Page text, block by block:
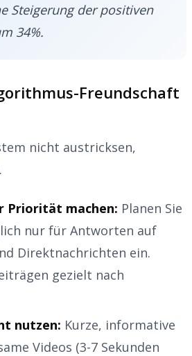
Steigerung der positiven
34%.
Freundschaft
nicht austricksen,
Priorität machen: Planen Sie
nur für Antworten auf
Direktnachrichten ein.
gezielt nach
nutzen: Kurze, informative
Videos (3-7 Sekunden